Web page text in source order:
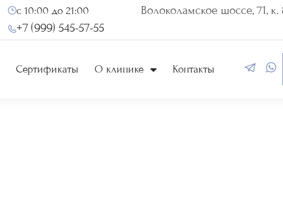
с 10:00 до 21:00 Волоколамское шоссе, 71,
+7 (999) 545-57-55
Сертификаты О клинике Контакты